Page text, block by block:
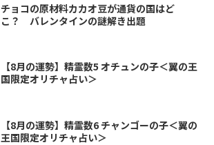
チョコの原材料カカオ豆が通貨の国はど
こ？ バレンタインの謎解き出題
【8月の運勢】精霊数5 オチュンの子＜翼の王
国限定オリチャ占い＞
【8月の運勢】精霊数6 チャンゴーの子＜翼の
王国限定オリチャ占い＞